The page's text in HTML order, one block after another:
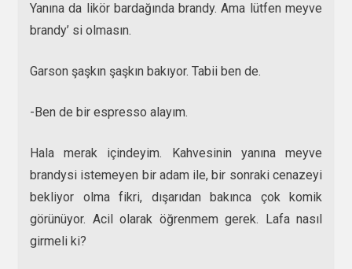
Yanına da likör bardağında brandy. Ama lütfen meyve
brandy’ si olmasın.
Garson şaşkın şaşkın bakıyor. Tabii ben de.
-Ben de bir espresso alayım.
Hala merak içindeyim. Kahvesinin yanına meyve
brandysi istemeyen bir adam ile, bir sonraki cenazeyi
bekliyor olma fikri, dışarıdan bakınca çok komik
görünüyor. Acil olarak öğrenmem gerek. Lafa nasıl
girmeli ki?